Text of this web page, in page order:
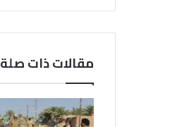
مقالات ذات صلة